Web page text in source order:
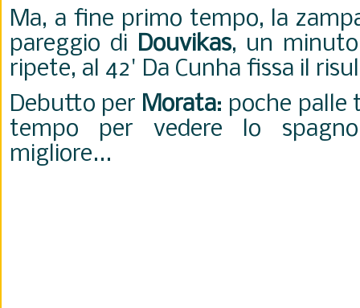
Ma, a fine primo tempo, la
pareggio di Douvikas, un
ripete, al 42' Da Cunha fissa il
Debutto per Morata: poche palle
tempo per vedere lo
migliore...